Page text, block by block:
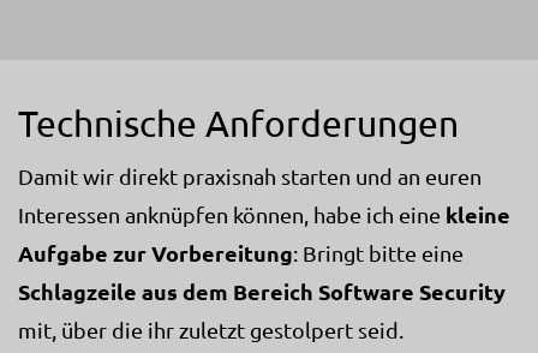
Technische Anforderungen
Damit wir direkt praxisnah starten und an euren
Interessen anknüpfen können, habe ich eine kleine
Aufgabe zur Vorbereitung: Bringt bitte eine
Schlagzeile aus dem Bereich Software Security
mit, über die ihr zuletzt gestolpert seid.